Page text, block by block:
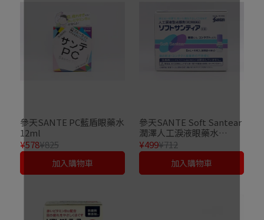
參天SANTE PC藍盾眼藥水
12ml
¥578¥825
加入購物車
參天SANTE Soft Santear
潤澤人工淚液眼藥水
5ml×4
¥499¥712
加入購物車